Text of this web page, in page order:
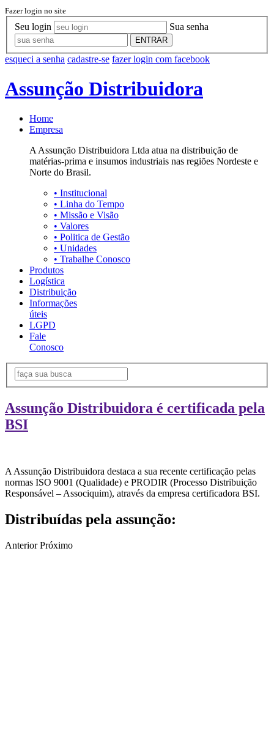
Fazer login no site
Seu login Sua senha
ENTRAR
esqueci a senha cadastre-se fazer login com facebook
Assunção Distribuidora
Home
Empresa
A Assunção Distribuidora Ltda atua na distribuição de
matérias-prima e insumos industriais nas regiões Nordeste e
Norte do Brasil.
• Institucional
• Linha do Tempo
• Missão e Visão
• Valores
• Politica de Gestão
• Unidades
• Trabalhe Conosco
Produtos
Logística
Distribuição
Informações
úteis
LGPD
Fale
Conosco
Assunção Distribuidora é certificada pela
BSI
A Assunção Distribuidora destaca a sua recente certificação pelas
normas ISO 9001 (Qualidade) e PRODIR (Processo Distribuição
Responsável – Associquim), através da empresa certificadora BSI.
Distribuídas pela assunção:
Anterior Próximo